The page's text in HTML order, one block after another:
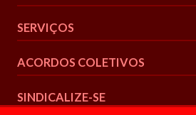
SERVIÇOS
ACORDOS COLETIVOS
SINDICALIZE-SE